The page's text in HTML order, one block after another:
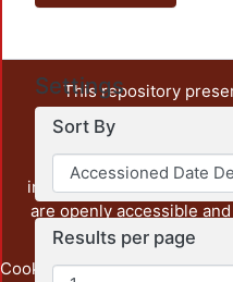
Settings
Sort By
Results per page
This repository
unrestricted open
output of UAM
administrative and
institution, as well as
are openly accessible
Cookie Privacy End User